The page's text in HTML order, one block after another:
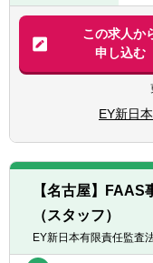
組
極
■組
大
■
ら
る
会
■経
科
■会
ば尚
■財
以
■会
【
■海
務
■
に
■各
プ
＜
■海
・
この求人か
申し込む
EY新日
【名古屋】
（スタッフ）
EY新日本有限責任監査